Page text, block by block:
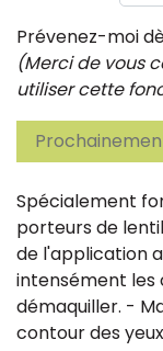
Prévenez-moi
(Merci de vous
utiliser cette
Spécialement
porteurs de
de l'application
intensément les
démaquiller. -
contour des